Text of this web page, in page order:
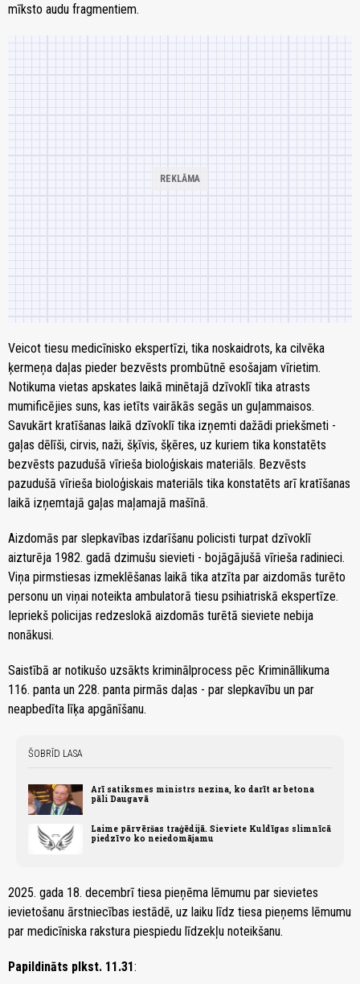
mīksto audu fragmentiem.
Veicot tiesu medicīnisko ekspertīzi, tika noskaidrots, ka cilvēka
ķermeņa daļas pieder bezvēsts prombūtnē esošajam vīrietim.
Notikuma vietas apskates laikā minētajā dzīvoklī tika atrasts
mumificējies suns, kas ietīts vairākās segās un guļammaisos.
Savukārt kratīšanas laikā dzīvoklī tika izņemti dažādi priekšmeti -
gaļas dēlīši, cirvis, naži, šķīvis, šķēres, uz kuriem tika konstatēts
bezvēsts pazudušā vīrieša bioloģiskais materiāls. Bezvēsts
pazudušā vīrieša bioloģiskais materiāls tika konstatēts arī kratīšanas
laikā izņemtajā gaļas maļamajā mašīnā.
Aizdomās par slepkavības izdarīšanu policisti turpat dzīvoklī
aizturēja 1982. gadā dzimušu sievieti - bojāgājušā vīrieša radinieci.
Viņa pirmstiesas izmeklēšanas laikā tika atzīta par aizdomās turēto
personu un viņai noteikta ambulatorā tiesu psihiatriskā ekspertīze.
Iepriekš policijas redzeslokā aizdomās turētā sieviete nebija
nonākusi.
Saistībā ar notikušo uzsākts kriminālprocess pēc Krimināllikuma
116. panta un 228. panta pirmās daļas - par slepkavību un par
neapbedīta līķa apgānīšanu.
ŠOBRĪD LASA
Arī satiksmes ministrs nezina, ko darīt ar betona
pāli Daugavā
Laime pārvēršas traģēdijā. Sieviete Kuldīgas slimnīcā
piedzīvo ko neiedomājamu
2025. gada 18. decembrī tiesa pieņēma lēmumu par sievietes
ievietošanu ārstniecības iestādē, uz laiku līdz tiesa pieņems lēmumu
par medicīniska rakstura piespiedu līdzekļu noteikšanu.
Papildināts plkst. 11.31: